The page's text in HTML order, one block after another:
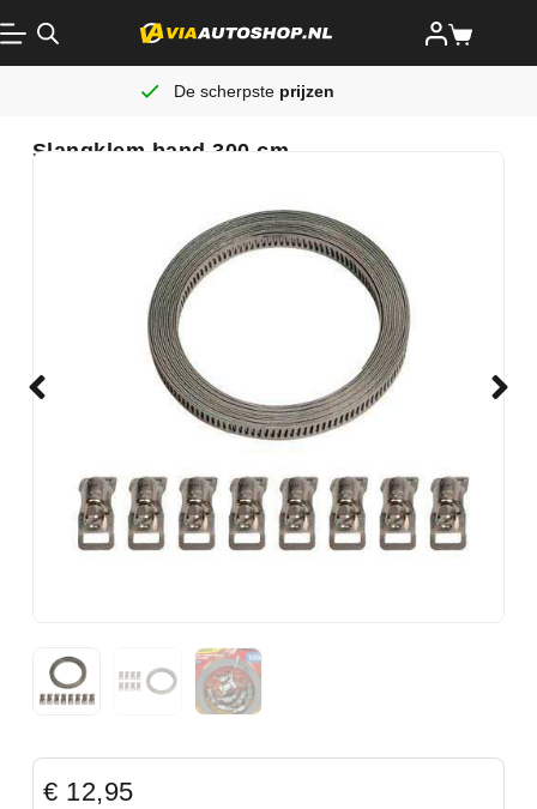
De scherpste prijzen
Slangklem band 300 cm
€ 12,95